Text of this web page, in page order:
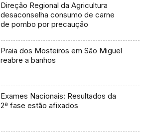
Direção Regional da Agricultura
desaconselha consumo de carne
de pombo por precaução
Praia dos Mosteiros em São Miguel
reabre a banhos
Exames Nacionais: Resultados da
2ª fase estão afixados